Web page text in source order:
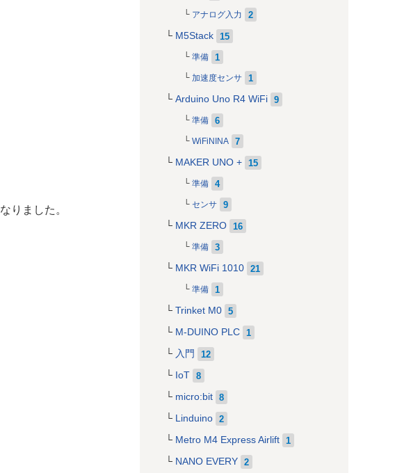
りました。
アナログ入力 2
M5Stack 15
準備 1
加速度センサ 1
Arduino Uno R4 WiFi 9
準備 6
WiFiNINA 7
MAKER UNO + 15
準備 4
センサ 9
MKR ZERO 16
準備 3
MKR WiFi 1010 21
準備 1
Trinket M0 5
M-DUINO PLC 1
入門 12
IoT 8
micro:bit 8
Linduino 2
Metro M4 Express Airlift 1
NANO EVERY 2